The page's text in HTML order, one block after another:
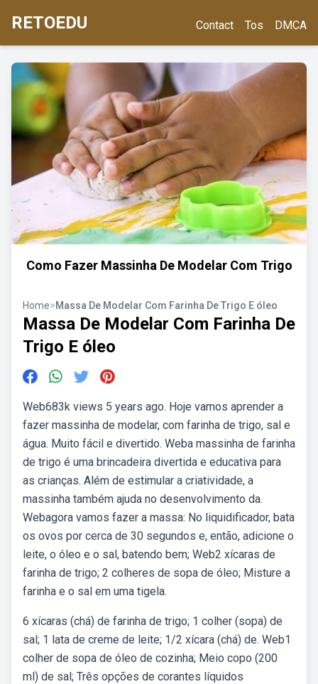
RETOEDU Contact Tos DMCA
Como Fazer Massinha De Modelar Com Trigo
Home>Massa De Modelar Com Farinha De Trigo E óleo
Massa De Modelar Com Farinha De
Trigo E óleo
Web683k views 5 years ago. Hoje vamos aprender a
fazer massinha de modelar, com farinha de trigo, sal e
água. Muito fácil e divertido. Weba massinha de farinha
de trigo é uma brincadeira divertida e educativa para
as crianças. Além de estimular a criatividade, a
massinha também ajuda no desenvolvimento da.
Webagora vamos fazer a massa: No liquidificador, bata
os ovos por cerca de 30 segundos e, então, adicione o
leite, o óleo e o sal, batendo bem; Web2 xícaras de
farinha de trigo; 2 colheres de sopa de óleo; Misture a
farinha e o sal em uma tigela.
6 xícaras (chá) de farinha de trigo; 1 colher (sopa) de
sal; 1 lata de creme de leite; 1/2 xícara (chá) de. Web1
colher de sopa de óleo de cozinha; Meio copo (200
ml) de sal; Três opções de corantes líquidos